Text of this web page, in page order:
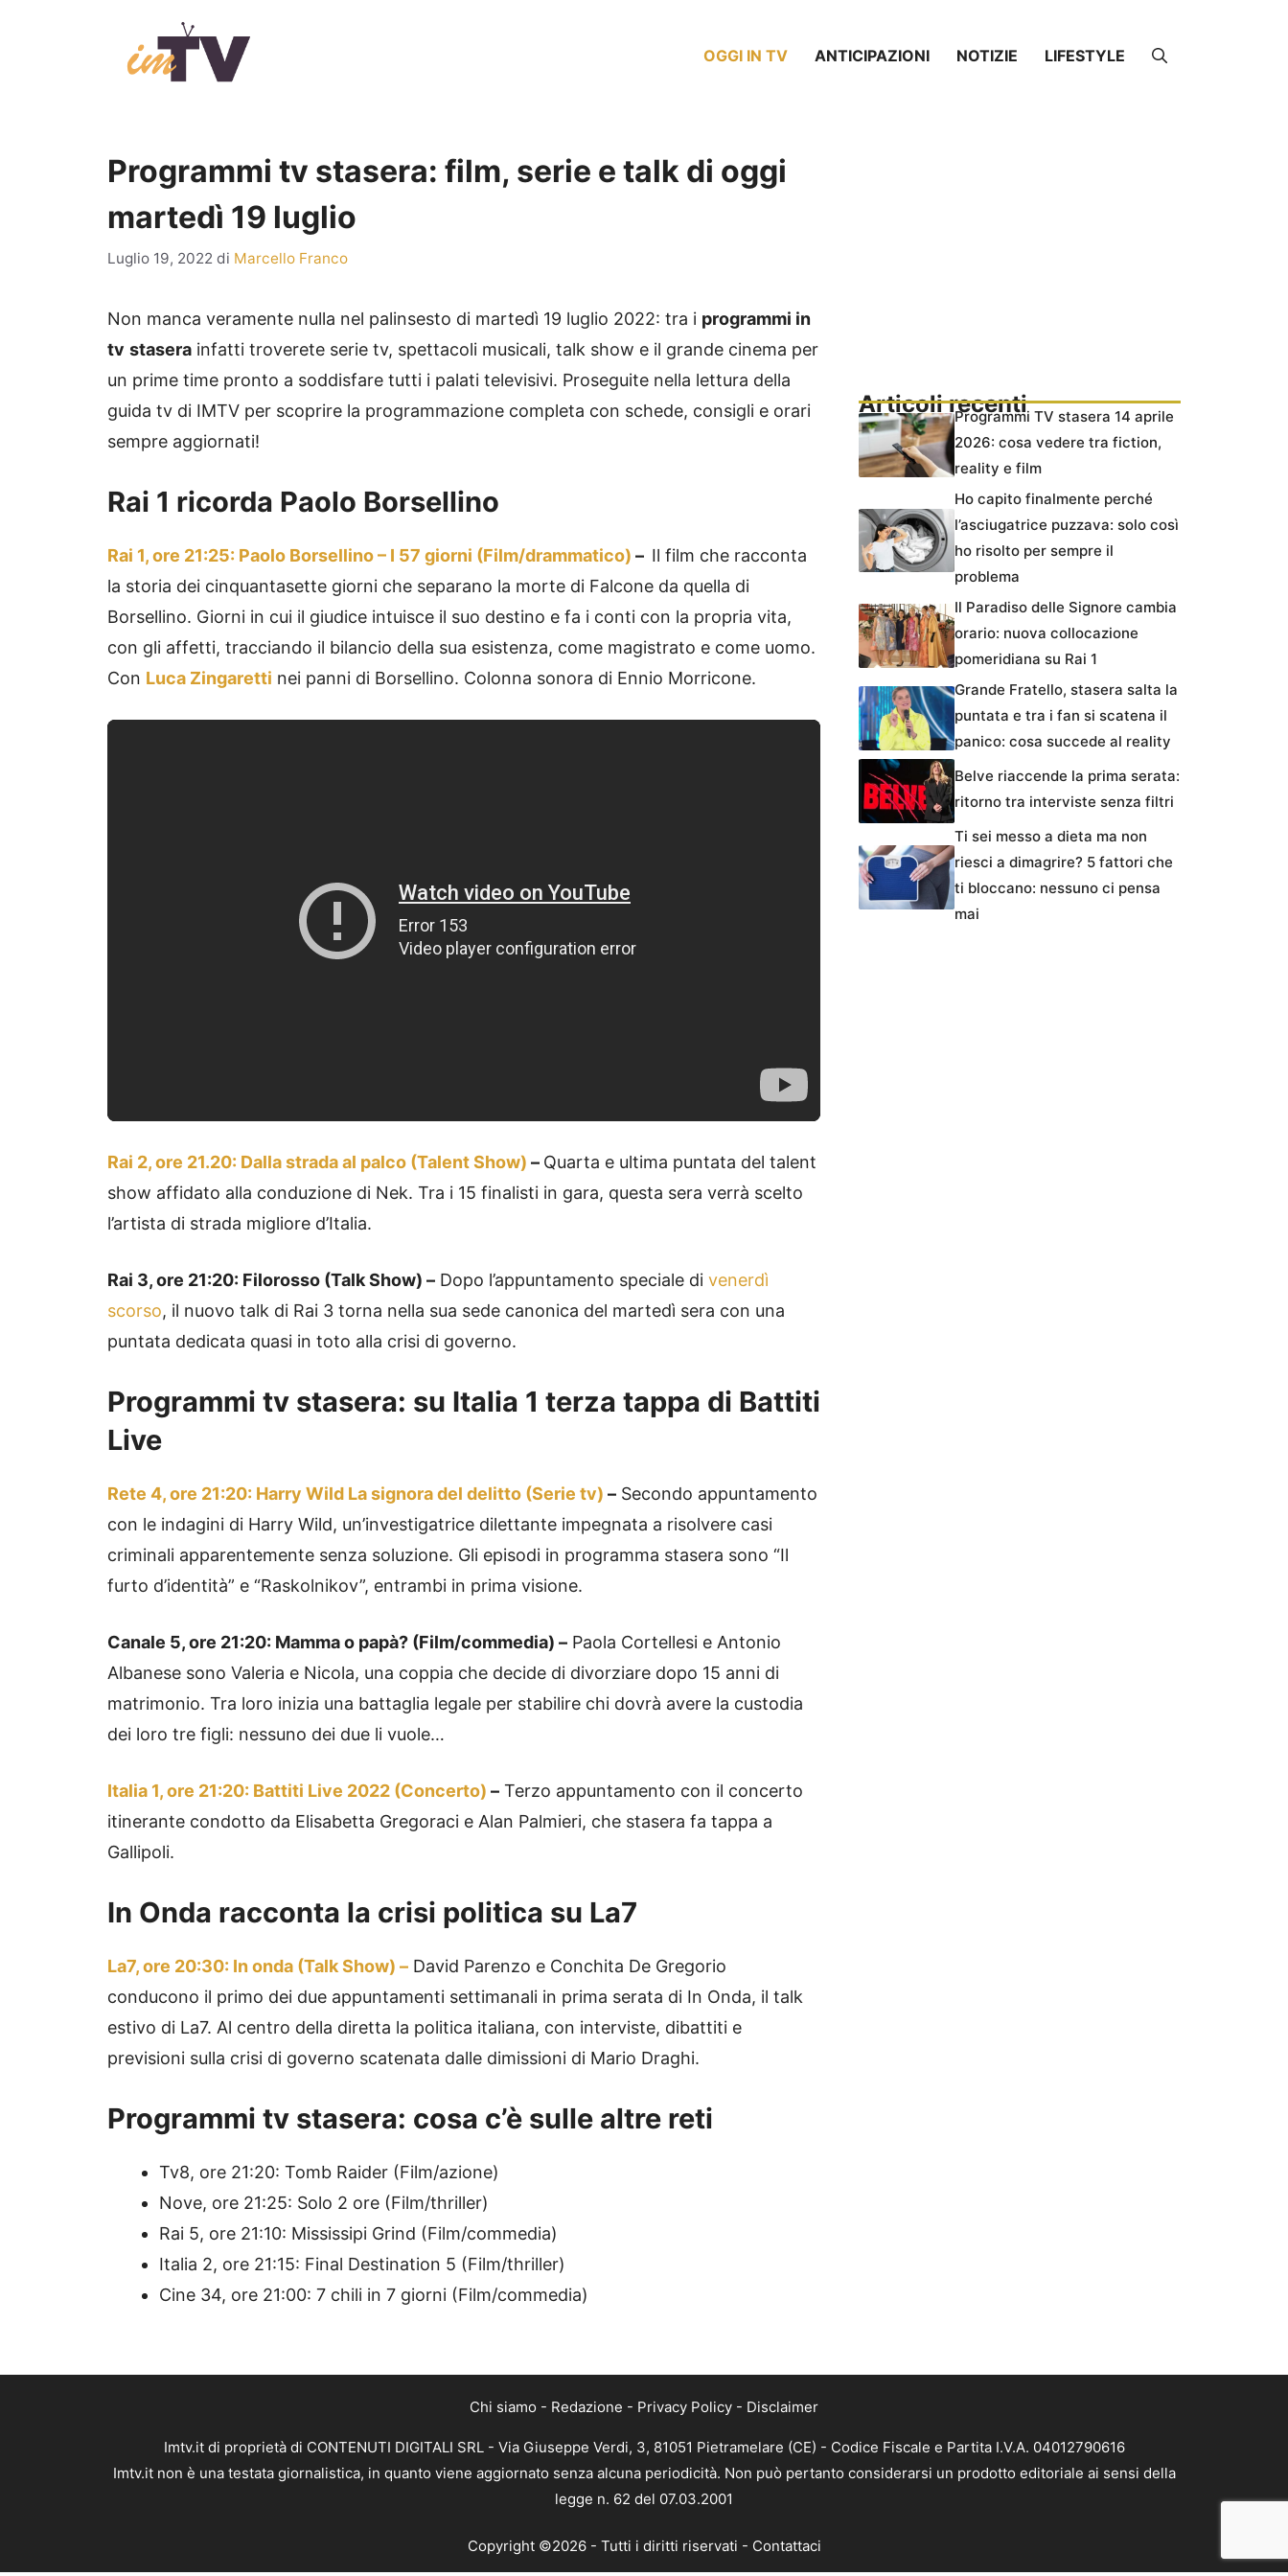
OGGI IN TV ANTICIPAZIONI NOTIZIE LIFESTYLE
Programmi tv stasera: film, serie e talk di oggi
martedì 19 luglio
Luglio 19, 2022 di Marcello Franco
Non manca veramente nulla nel palinsesto di martedì 19 luglio 2022: tra i programmi in
tv stasera infatti troverete serie tv, spettacoli musicali, talk show e il grande cinema per
un prime time pronto a soddisfare tutti i palati televisivi. Proseguite nella lettura della
guida tv di IMTV per scoprire la programmazione completa con schede, consigli e orari
sempre aggiornati!
Rai 1 ricorda Paolo Borsellino
Rai 1, ore 21:25: Paolo Borsellino – I 57 giorni (Film/drammatico) – Il film che racconta
la storia dei cinquantasette giorni che separano la morte di Falcone da quella di
Borsellino. Giorni in cui il giudice intuisce il suo destino e fa i conti con la propria vita,
con gli affetti, tracciando il bilancio della sua esistenza, come magistrato e come uomo.
Con Luca Zingaretti nei panni di Borsellino. Colonna sonora di Ennio Morricone.
Rai 2, ore 21.20: Dalla strada al palco (Talent Show) – Quarta e ultima puntata del talent
show affidato alla conduzione di Nek. Tra i 15 finalisti in gara, questa sera verrà scelto
l’artista di strada migliore d’Italia.
Rai 3, ore 21:20: Filorosso (Talk Show) – Dopo l’appuntamento speciale di venerdì
scorso, il nuovo talk di Rai 3 torna nella sua sede canonica del martedì sera con una
puntata dedicata quasi in toto alla crisi di governo.
Programmi tv stasera: su Italia 1 terza tappa di Battiti
Live
Rete 4, ore 21:20: Harry Wild La signora del delitto (Serie tv) – Secondo appuntamento
con le indagini di Harry Wild, un’investigatrice dilettante impegnata a risolvere casi
criminali apparentemente senza soluzione. Gli episodi in programma stasera sono “Il
furto d’identità” e “Raskolnikov”, entrambi in prima visione.
Canale 5, ore 21:20: Mamma o papà? (Film/commedia) – Paola Cortellesi e Antonio
Albanese sono Valeria e Nicola, una coppia che decide di divorziare dopo 15 anni di
matrimonio. Tra loro inizia una battaglia legale per stabilire chi dovrà avere la custodia
dei loro tre figli: nessuno dei due li vuole…
Italia 1, ore 21:20: Battiti Live 2022 (Concerto) – Terzo appuntamento con il concerto
itinerante condotto da Elisabetta Gregoraci e Alan Palmieri, che stasera fa tappa a
Gallipoli.
In Onda racconta la crisi politica su La7
La7, ore 20:30: In onda (Talk Show) – David Parenzo e Conchita De Gregorio
conducono il primo dei due appuntamenti settimanali in prima serata di In Onda, il talk
estivo di La7. Al centro della diretta la politica italiana, con interviste, dibattiti e
previsioni sulla crisi di governo scatenata dalle dimissioni di Mario Draghi.
Programmi tv stasera: cosa c’è sulle altre reti
Tv8, ore 21:20: Tomb Raider (Film/azione)
Nove, ore 21:25: Solo 2 ore (Film/thriller)
Rai 5, ore 21:10: Mississipi Grind (Film/commedia)
Italia 2, ore 21:15: Final Destination 5 (Film/thriller)
Cine 34, ore 21:00: 7 chili in 7 giorni (Film/commedia)
Articoli recentiProgrammi TV stasera 14 aprile
2026: cosa vedere tra fiction,
reality e film
Ho capito finalmente perché
l’asciugatrice puzzava: solo così
ho risolto per sempre il
problema
Il Paradiso delle Signore cambia
orario: nuova collocazione
pomeridiana su Rai 1
Grande Fratello, stasera salta la
puntata e tra i fan si scatena il
panico: cosa succede al reality
Belve riaccende la prima serata:
ritorno tra interviste senza filtri
Ti sei messo a dieta ma non
riesci a dimagrire? 5 fattori che
ti bloccano: nessuno ci pensa
mai
Chi siamo - Redazione - Privacy Policy - Disclaimer
Imtv.it di proprietà di CONTENUTI DIGITALI SRL - Via Giuseppe Verdi, 3, 81051 Pietramelare (CE) - Codice Fiscale e Partita I.V.A. 04012790616
Imtv.it non è una testata giornalistica, in quanto viene aggiornato senza alcuna periodicità. Non può pertanto considerarsi un prodotto editoriale ai sensi della
legge n. 62 del 07.03.2001
Copyright ©2026 - Tutti i diritti riservati - Contattaci